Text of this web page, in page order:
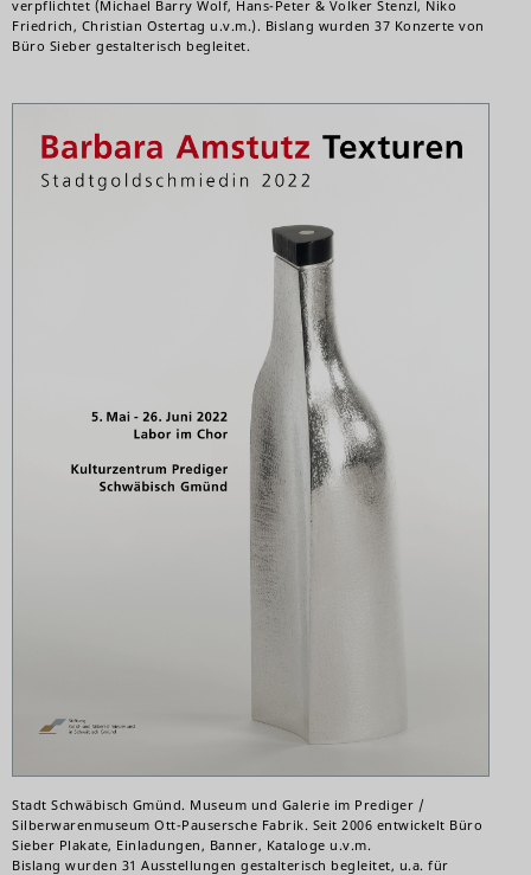
verpflichtet (Michael Barry Wolf, Hans-Peter & Volker Stenzl, Niko
Friedrich, Christian Ostertag u.v.m.). Bislang wurden 37 Konzerte von
Büro Sieber gestalterisch begleitet.
Stadt Schwäbisch Gmünd. Museum und Galerie im Prediger /
Silberwarenmuseum Ott-Pausersche Fabrik. Seit 2006 entwickelt Büro
Sieber Plakate, Einladungen, Banner, Kataloge u.v.m.
Bislang wurden 31 Ausstellungen gestalterisch begleitet, u.a. für